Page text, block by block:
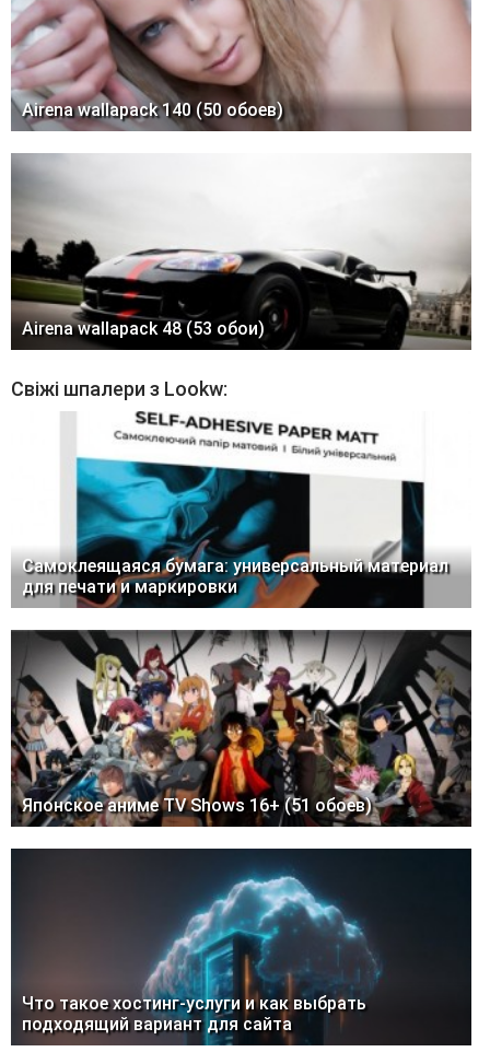
Airena wallapack 140 (50 обоев)
Airena wallapack 48 (53 обои)
Свіжі шпалери з Lookw:
Самоклеящаяся бумага: универсальный материал
для печати и маркировки
Японское аниме TV Shows 16+ (51 обоев)
Что такое хостинг-услуги и как выбрать
подходящий вариант для сайта